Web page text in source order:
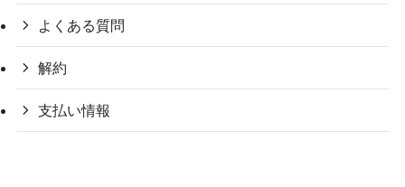
よくある質問
解約
支払い情報